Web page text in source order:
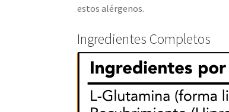
estos alérgenos.
Ingredientes Completos